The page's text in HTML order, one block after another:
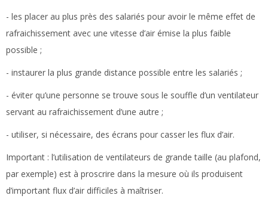
- les placer au plus près des salariés pour avoir le même effet de
rafraichissement avec une vitesse d’air émise la plus faible
possible ;
- instaurer la plus grande distance possible entre les salariés ;
- éviter qu’une personne se trouve sous le souffle d’un ventilateur
servant au rafraichissement d’une autre ;
- utiliser, si nécessaire, des écrans pour casser les flux d’air.
Important : l’utilisation de ventilateurs de grande taille (au plafond,
par exemple) est à proscrire dans la mesure où ils produisent
d’important flux d’air difficiles à maîtriser.